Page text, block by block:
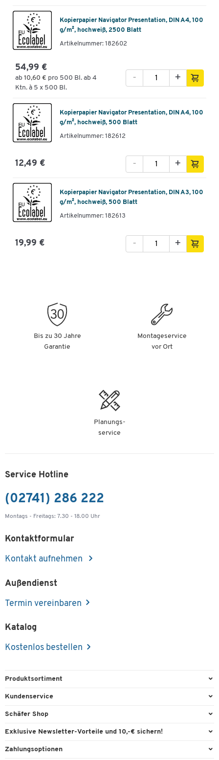
Kopierpapier Navigator Presentation, DIN A4, 100
g/m², hochweiß, 2500 Blatt
Artikelnummer: 182602
54,99 €
ab 10,60 € pro 500 Bl. ab 4
Ktn. à 5 x 500 Bl.
+
-
Kopierpapier Navigator Presentation, DIN A4, 100
g/m², hochweiß, 500 Blatt
Artikelnummer: 182612
12,49 € +
-
Kopierpapier Navigator Presentation, DIN A3, 100
g/m², hochweiß, 500 Blatt
Artikelnummer: 182613
19,99 € +
-
Bis zu 30 Jahre
Garantie
Montageservice
vor Ort
Planungs-
service
Service Hotline
(02741) 286 222
Montags - Freitags: 7.30 - 18.00 Uhr
Kontaktformular
Kontakt aufnehmen
Außendienst
Termin vereinbaren
Katalog
Kostenlos bestellen
Produktsortiment
Büroausstattung
Reinigung & Hygiene
Kundenservice
Direktbestellung
Kontaktformulare
Schäfer Shop
Services & Leistungen
Exklusive Newsletter-Vorteile und 10,-€ sichern!
Willkommensgutschein
Zahlungsoptionen